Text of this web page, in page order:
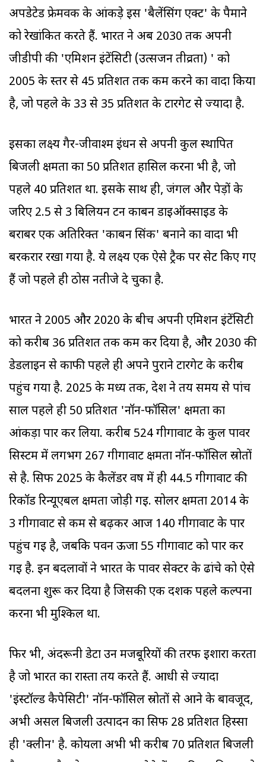
अपडेटेड फ्रेमवर्क के आंकड़े इस 'बैलेंसिंग एक्ट' के पैमाने
को रेखांकित करते हैं. भारत ने अब 2030 तक अपनी
जीडीपी की 'एमिशन इंटेंसिटी (उत्सर्जन तीव्रता) ' को
2005 के स्तर से 45 प्रतिशत तक कम करने का वादा किया
है, जो पहले के 33 से 35 प्रतिशत के टारगेट से ज्यादा है.
इसका लक्ष्य गैर-जीवाश्म ईंधन से अपनी कुल स्थापित
बिजली क्षमता का 50 प्रतिशत हासिल करना भी है, जो
पहले 40 प्रतिशत था. इसके साथ ही, जंगल और पेड़ों के
जरिए 2.5 से 3 बिलियन टन कार्बन डाइऑक्साइड के
बराबर एक अतिरिक्त 'कार्बन सिंक' बनाने का वादा भी
बरकरार रखा गया है. ये लक्ष्य एक ऐसे ट्रैक पर सेट किए गए
हैं जो पहले ही ठोस नतीजे दे चुका है.
भारत ने 2005 और 2020 के बीच अपनी एमिशन इंटेंसिटी
को करीब 36 प्रतिशत तक कम कर दिया है, और 2030 की
डेडलाइन से काफी पहले ही अपने पुराने टारगेट के करीब
पहुंच गया है. 2025 के मध्य तक, देश ने तय समय से पांच
साल पहले ही 50 प्रतिशत 'नॉन-फॉसिल' क्षमता का
आंकड़ा पार कर लिया. करीब 524 गीगावाट के कुल पावर
सिस्टम में लगभग 267 गीगावाट क्षमता नॉन-फॉसिल स्रोतों
से है. सिर्फ 2025 के कैलेंडर वर्ष में ही 44.5 गीगावाट की
रिकॉर्ड रिन्यूएबल क्षमता जोड़ी गई. सोलर क्षमता 2014 के
3 गीगावाट से कम से बढ़कर आज 140 गीगावाट के पार
पहुंच गई है, जबकि पवन ऊर्जा 55 गीगावाट को पार कर
गई है. इन बदलावों ने भारत के पावर सेक्टर के ढांचे को ऐसे
बदलना शुरू कर दिया है जिसकी एक दशक पहले कल्पना
करना भी मुश्किल था.
फिर भी, अंदरूनी डेटा उन मजबूरियों की तरफ इशारा करता
है जो भारत का रास्ता तय करते हैं. आधी से ज्यादा
'इंस्टॉल्ड कैपेसिटी' नॉन-फॉसिल स्रोतों से आने के बावजूद,
अभी असल बिजली उत्पादन का सिर्फ 28 प्रतिशत हिस्सा
ही 'क्लीन' है. कोयला अभी भी करीब 70 प्रतिशत बिजली